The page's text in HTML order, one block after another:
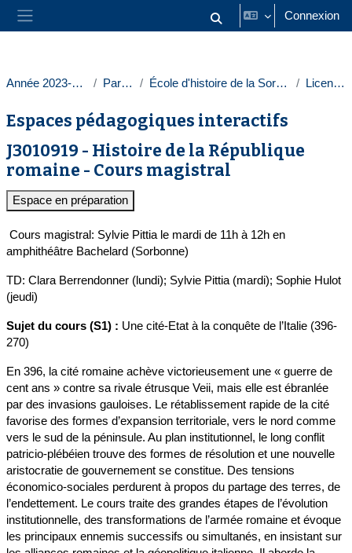
Passer au contenu principal
Panneau latéral Activer/désactiver la saisie
Connexion
Année 2023-2024 Paris 1 École d'histoire de la Sorbonne Licences
Espaces pédagogiques interactifs
J3010919 - Histoire de la République
romaine - Cours magistral
Espace en préparation
Cours magistral: Sylvie Pittia le mardi de 11h à 12h en
amphithéâtre Bachelard (Sorbonne)
TD: Clara Berrendonner (lundi); Sylvie Pittia (mardi); Sophie Hulot
(jeudi)
Sujet du cours (S1) : Une cité-Etat à la conquête de l’Italie (396-
270)
En 396, la cité romaine achève victorieusement une « guerre de
cent ans » contre sa rivale étrusque Veii, mais elle est ébranlée
par des invasions gauloises. Le rétablissement rapide de la cité
favorise des formes d’expansion territoriale, vers le nord comme
vers le sud de la péninsule. Au plan institutionnel, le long conflit
patricio-plébéien trouve des formes de résolution et une nouvelle
aristocratie de gouvernement se constitue. Des tensions
économico-sociales perdurent à propos du partage des terres, de
l’endettement. Le cours traite des grandes étapes de l’évolution
institutionnelle, des transformations de l’armée romaine et évoque
les principaux ennemis successifs ou simultanés, en insistant sur